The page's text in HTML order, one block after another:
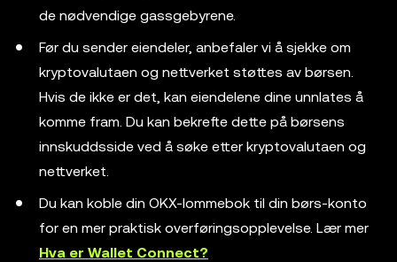
de nødvendige gassgebyrene.
Før du sender eiendeler, anbefaler vi å sjekke om
kryptovalutaen og nettverket støttes av børsen.
Hvis de ikke er det, kan eiendelene dine unnlates å
komme fram. Du kan bekrefte dette på børsens
innskuddsside ved å søke etter kryptovalutaen og
nettverket.
Du kan koble din OKX-lommebok til din børs-konto
for en mer praktisk overføringsopplevelse. Lær mer
Hva er Wallet Connect?